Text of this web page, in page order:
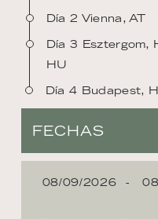
Día 2 Vienna, AT
Día 3 Esztergom,
HU
Día 4 Budapest,
FECHAS
08/09/2026